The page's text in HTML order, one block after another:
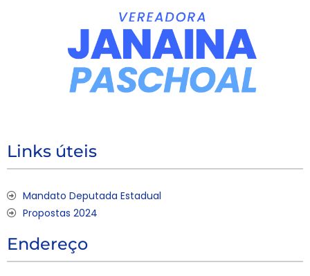
Links úteis
Mandato Deputada Estadual
Propostas 2024
Endereço